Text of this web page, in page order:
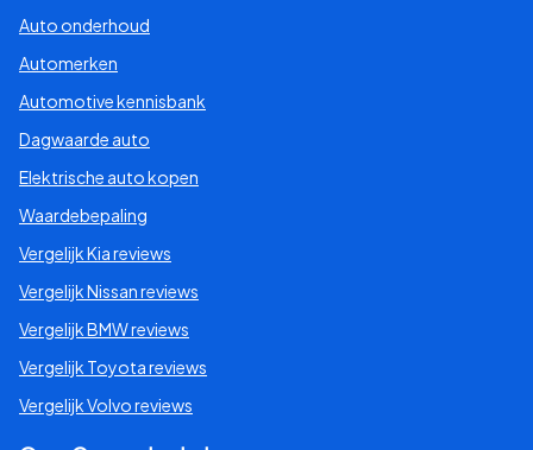
Auto onderhoud
Automerken
Automotive kennisbank
Dagwaarde auto
Elektrische auto kopen
Waardebepaling
Vergelijk Kia reviews
Vergelijk Nissan reviews
Vergelijk BMW reviews
Vergelijk Toyota reviews
Vergelijk Volvo reviews